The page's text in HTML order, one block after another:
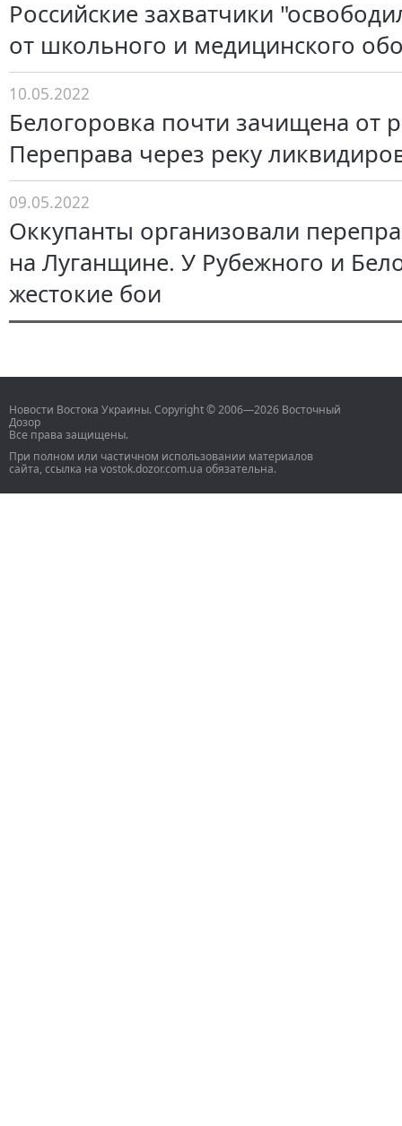
Российские захватчики
от школьного и медицинского
10.05.2022
Белогоровка почти зачищена от
Переправа через реку
09.05.2022
Оккупанты организовали
на Луганщине. У Рубежного и
жестокие бои
Новости Востока Украины. Copyright © 2006—2026 Восточный
Дозор
Все права защищены.
При полном или частичном использовании материалов
сайта, ссылка на vostok.dozor.com.ua обязательна.